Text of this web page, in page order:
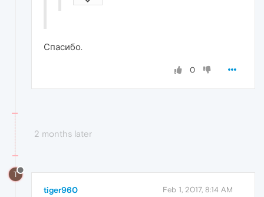
Спасибо.
0
2 months later
T
tiger960 Feb 1, 2017, 8:14 AM